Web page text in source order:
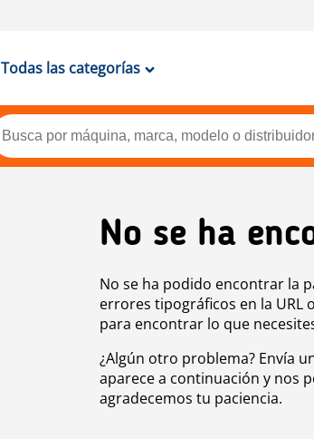
Todas las categorías
No se ha
No se ha podido encontrar la
errores tipográficos en la URL
para encontrar lo que
¿Algún otro problema? Envía
aparece a continuación y nos
agradecemos tu paciencia.